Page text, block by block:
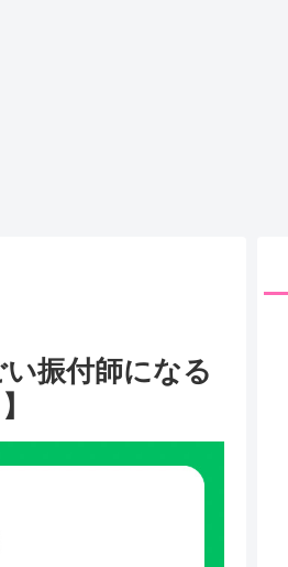
振付師になる